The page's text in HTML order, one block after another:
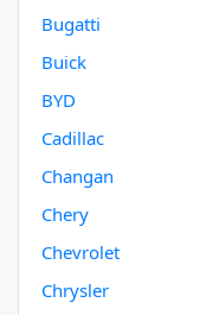
Bugatti
Buick
BYD
Cadillac
Changan
Chery
Chevrolet
Chrysler